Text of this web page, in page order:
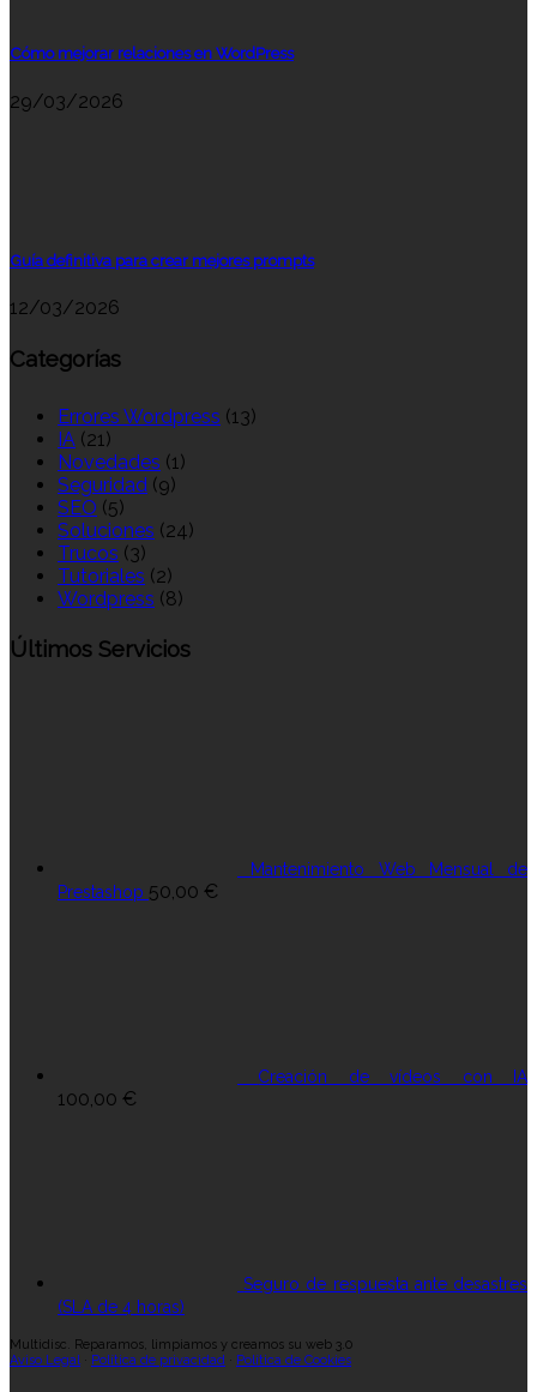
Cómo mejorar relaciones en WordPress
29/03/2026
Guía definitiva para crear mejores prompts
12/03/2026
Categorías
Errores Wordpress (13)
IA (21)
Novedades (1)
Seguridad (9)
SEO (5)
Soluciones (24)
Trucos (3)
Tutoriales (2)
Wordpress (8)
Últimos Servicios
Mantenimiento Web Mensual de
Prestashop 50,00 €
Creación de vídeos con IA
100,00 €
Seguro de respuesta ante desastres
(SLA de 4 horas)
Multidisc. Reparamos, limpiamos y creamos su web 3.0
Aviso Legal· Política de privacidad · Política de Cookies